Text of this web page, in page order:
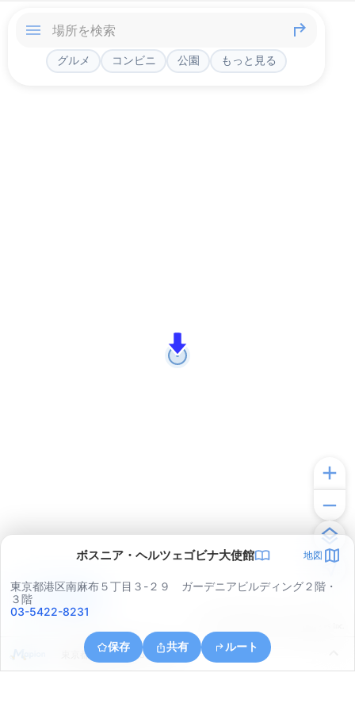
グルメ コンビニ 公園 もっと見る
ボスニア・ヘルツェゴビナ大使館 地図
東京都港区南麻布５丁目３-２９ ガーデニアビルディング２階・
３階
03-5422-8231
保存 共有 ルート
東京都港区北青山３丁目４
アプリで見る